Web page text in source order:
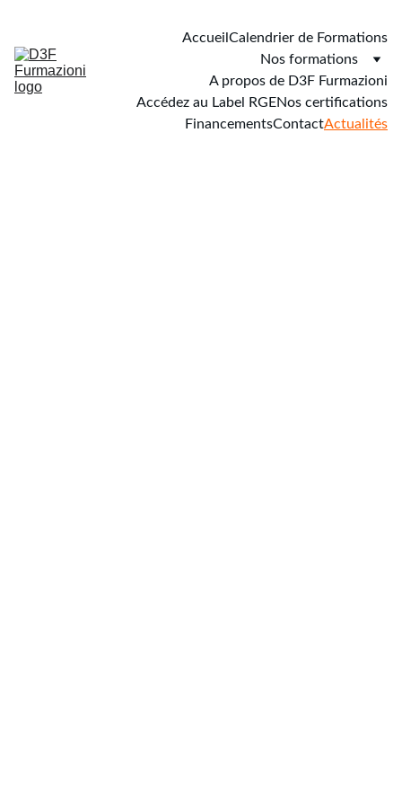
Accueil Calendrier de Formations
Nos formations
A propos de D3F Furmazioni
Accédez au Label RGENos certifications
FinancementsContactActualités